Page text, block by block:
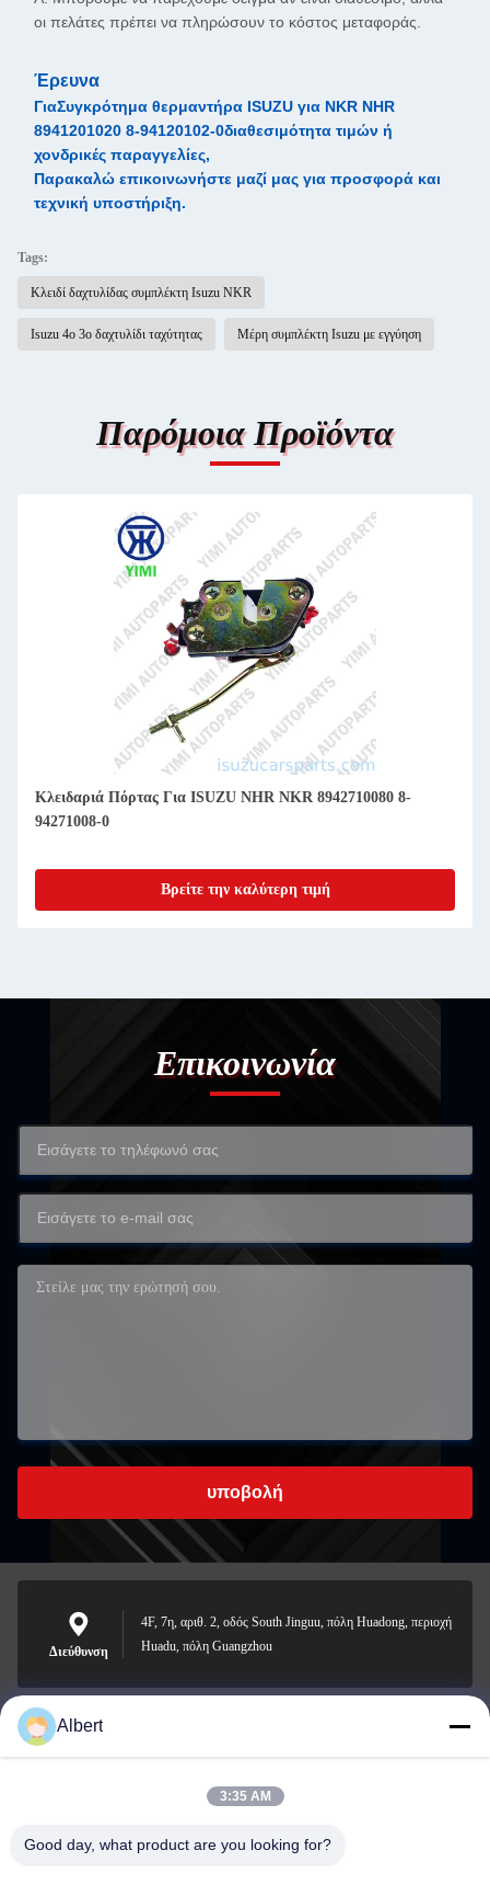
οι πελάτες πρέπει να πληρώσουν το κόστος μεταφοράς.
Έρευνα
ΓιαΣυγκρότημα θερμαντήρα ISUZU για NKR NHR
8941201020 8-94120102-0διαθεσιμότητα τιμών ή
χονδρικές παραγγελίες,
Παρακαλώ επικοινωνήστε μαζί μας για προσφορά και
τεχνική υποστήριξη.
Tags:
Κλειδί δαχτυλίδας συμπλέκτη Isuzu NKR
Isuzu 4ο 3ο δαχτυλίδι ταχύτητας Μέρη συμπλέκτη Isuzu με εγγύηση
Παρόμοια Προϊόντα
Κλειδαριά Πόρτας Για ISUZU NHR NKR 8942710080 8-
94271008-0
Βρείτε την καλύτερη τιμή
Επικοινωνία
υποβολή
Διεύθυνση
4F, 7η, αριθ. 2, οδός South Jinguu, πόλη Huadong, περιοχή
Huadu, πόλη Guangzhou
james@yimiautoparts.com
Albert
3:35 AM
Good day, what product are you looking for?